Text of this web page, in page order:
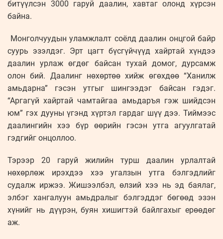
битүүлсэн 3000 гаруй даалин, хавтаг олонд хүрсэн
байна.
Монголчуудын уламжлалт соёлд даалин онцгой байр
суурь эзэлдэг. Эрт цагт бүсгүйчүүд хайртай хүндээ
даалин урлаж өгдөг байсан тухай домог, дурсамж
олон бий. Даалинг нөхөртөө хийж өгөхдөө “Ханилж
амьдарна” гэсэн утгыг шингээдэг байсан гэдэг.
“Аргагүй хайртай чамтайгаа амьдаръя гэж шийдсэн
юм” гэх дууны үгэнд хүртэл гардаг шүү дээ. Тиймээс
даалингийн хээ бүр өөрийн гэсэн утга агуулгатай
гэдгийг онцоллоо.
Тэрээр 20 гаруй жилийн турш даалин урлалтай
нөхөрлөж ирэхдээ хээ угалзын утга бэлгэдлийг
судалж иржээ. Жишээлбэл, өлзий хээ нь эд баялаг,
элбэг хангалуун амьдралыг бэлгэддэг бөгөөд эзэн
хүнийг нь дүүрэн, буян хишигтэй байлгахыг ерөөдөг
аж.